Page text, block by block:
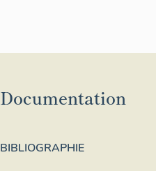
Documentation
BIBLIOGRAPHIE